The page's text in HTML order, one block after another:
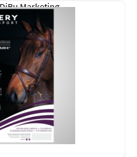
DiBu Marketing